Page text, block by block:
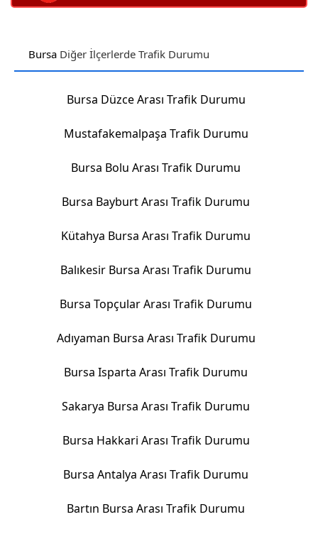
Bursa Diğer İlçerlerde Trafik Durumu
Bursa Düzce Arası Trafik Durumu
Mustafakemalpaşa Trafik Durumu
Bursa Bolu Arası Trafik Durumu
Bursa Bayburt Arası Trafik Durumu
Kütahya Bursa Arası Trafik Durumu
Balıkesir Bursa Arası Trafik Durumu
Bursa Topçular Arası Trafik Durumu
Adıyaman Bursa Arası Trafik Durumu
Bursa Isparta Arası Trafik Durumu
Sakarya Bursa Arası Trafik Durumu
Bursa Hakkari Arası Trafik Durumu
Bursa Antalya Arası Trafik Durumu
Bartın Bursa Arası Trafik Durumu